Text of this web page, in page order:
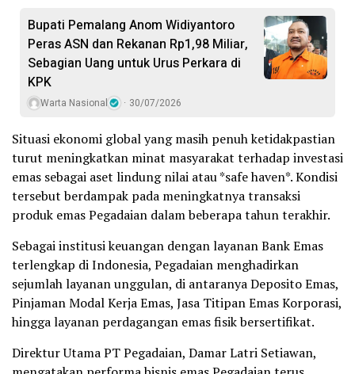
Bupati Pemalang Anom Widiyantoro
Peras ASN dan Rekanan Rp1,98 Miliar,
Sebagian Uang untuk Urus Perkara di
KPK
Warta Nasional 30/07/2026
Situasi ekonomi global yang masih penuh ketidakpastian
turut meningkatkan minat masyarakat terhadap investasi
emas sebagai aset lindung nilai atau *safe haven*. Kondisi
tersebut berdampak pada meningkatnya transaksi
produk emas Pegadaian dalam beberapa tahun terakhir.
Sebagai institusi keuangan dengan layanan Bank Emas
terlengkap di Indonesia, Pegadaian menghadirkan
sejumlah layanan unggulan, di antaranya Deposito Emas,
Pinjaman Modal Kerja Emas, Jasa Titipan Emas Korporasi,
hingga layanan perdagangan emas fisik bersertifikat.
Direktur Utama PT Pegadaian, Damar Latri Setiawan,